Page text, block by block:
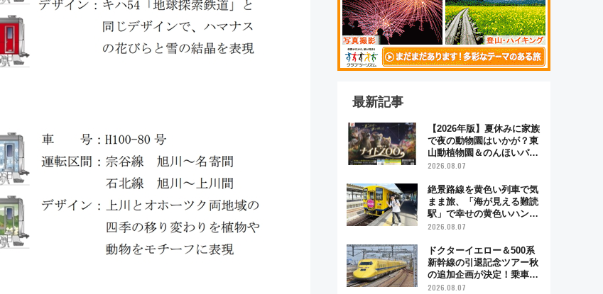
最新記事
【2026年版】夏休みに家族
で夜の動物園はいかが？東
山動植物園＆のんほいパー
ク「ナイトZOO」開催情報
2026.08.07
絶景路線を黄色い列車で気
まま旅、「海が見える難読
駅」で幸せの黄色いハンカ
チに願いを 「新・鉄道ひ
「島原鉄道」
2026.08.07
ドクターイエロー＆500系
新幹線の引退記念ツアー秋
の追加企画が決定！乗車体
験やグッズ・ホテル情報ま
2026.08.07